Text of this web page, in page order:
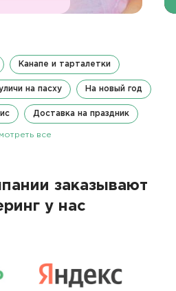
Канапе и тарталетки
на пасху На новый год
Доставка на праздник
все
заказывают
у нас